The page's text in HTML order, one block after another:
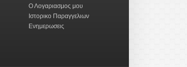
Ο Λογαριασμος μου
Ιστορικο Παραγγελιων
Ενημερωσεις